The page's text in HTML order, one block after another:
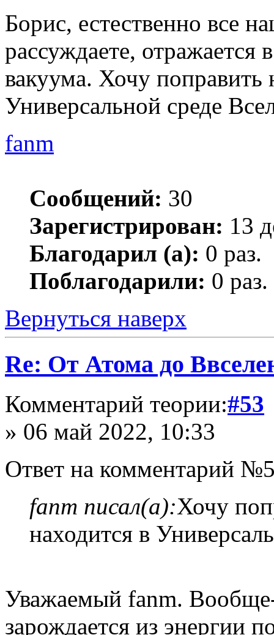
Борис, естественно все
рассуждаете, отражается
вакуума. Хочу поправить
Универсальной среде
fanm
Сообщений: 30
Зарегистрирован: 13
Благодарил (а): 0 раз.
Поблагодарили: 0 раз.
Вернуться наверх
Re: От Атома до
Комментарий теории:#53
» 06 май 2022, 10:33
Ответ на комментарий
fanm писал(а):Хочу
находится в
Уважаемый fanm.
зарождается из энергии